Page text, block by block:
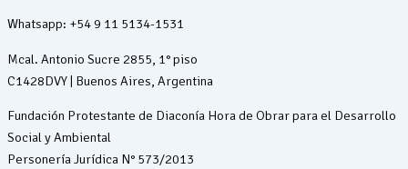
Whatsapp: +54 9 11 5134-1531
Mcal. Antonio Sucre 2855, 1° piso
C1428DVY | Buenos Aires, Argentina
Fundación Protestante de Diaconía Hora de Obrar para el Desarrollo
Social y Ambiental
Personería Jurídica N° 573/2013